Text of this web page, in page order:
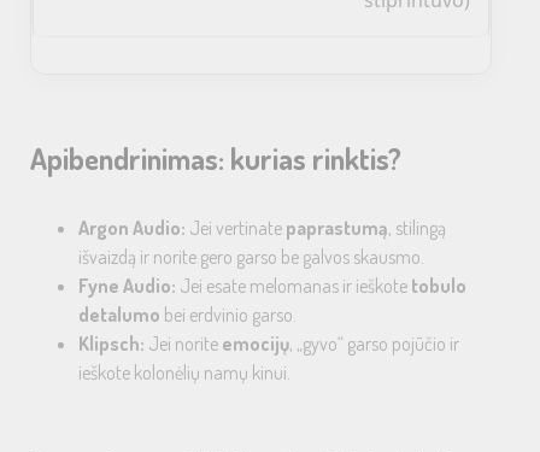
Apibendrinimas: kurias rinktis?
Argon Audio: Jei vertinate paprastumą, stilingą
išvaizdą ir norite gero garso be galvos skausmo.
Fyne Audio: Jei esate melomanas ir ieškote tobulo
detalumo bei erdvinio garso.
Klipsch: Jei norite emocijų, „gyvo“ garso pojūčio ir
ieškote kolonėlių namų kinui.